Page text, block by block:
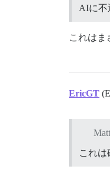
AIに不
これはま
EricGT
これは